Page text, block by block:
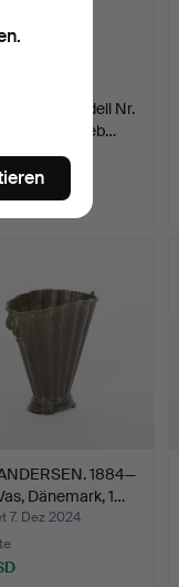
Modell Nr.
1884—
Dänemark, 1…
7. Dez 2024